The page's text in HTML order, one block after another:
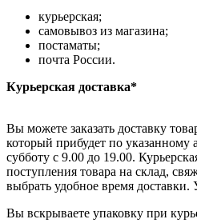
курьерская;
самовывоз из магазина;
постаматы;
почта России.
Курьерская доставка*
Вы можете заказать доставку
который прибудет по указанному
субботу с 9.00 до 19.00.
поступления товара на склад,
выбрать удобное время доставки.
Вы вскрываете упаковку при